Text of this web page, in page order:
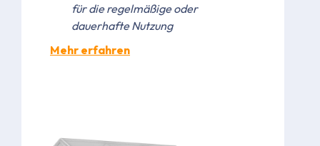
für die regelmäßige oder
dauerhafte Nutzung
Mehr erfahren